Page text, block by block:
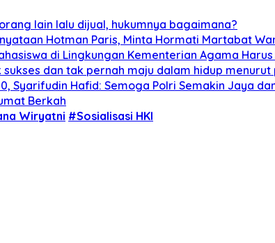
lain lalu dijual, hukumnya bagaimana?
Hotman Paris, Minta Hormati Martabat
di Lingkungan Kementerian Agama
sukses dan tak pernah maju dalam hidup menurut
Syarifudin Hafid: Semoga Polri Semakin Jaya
Berkah
Wiryatni #Sosialisasi HKI